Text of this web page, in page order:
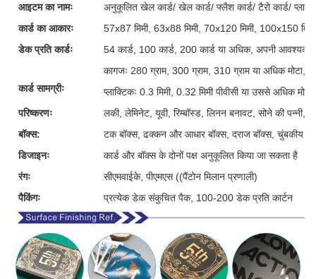
आइटम का नामः
अनुकूलित खेल कार्ड/ खेल कार्ड/ फ्लैश कार्ड/ टैरो कार्ड/
कार्ड का आकारः
57x87 मिमी, 63x88 मिमी, 70x120 मिमी, 100x150
डेक प्रति कार्डः
54 कार्ड, 100 कार्ड, 200 कार्ड या अधिक, अपनी
कार्ड सामग्रीः
कागजः 280 ग्राम, 300 ग्राम, 310 ग्राम या अधिक मोटा,
प्लाक्टिकः 0.3 मिमी, 0.32 मिमी पीवीसी या उससे अधिक मोटी
परिष्करणः
लकी, लेमिनेट, यूवी, रिम्बॉस्ड, लिनन बनावट, सोने की पन्नी,
बॉक्स:
टक बॉक्स, ढक्कन और आधार बॉक्स, दराज बॉक्स, चुंबकीय
डिजाइनः
कार्ड और बॉक्स के दोनों पक्ष अनुकूलित किया जा सकता है
रंगः
सीएमवाईके, पीएमएस ((पैंटोन मिलान प्रणाली)
पैकिंगः
प्रत्येक डेक संकुचित पैक, 100-200 डेक प्रति कार्टन